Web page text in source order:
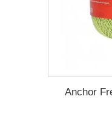
Anchor